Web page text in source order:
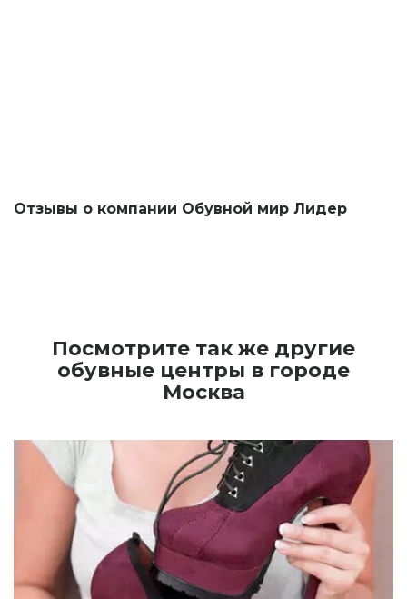
Отзывы о компании Обувной мир Лидер
Посмотрите так же другие
обувные центры в городе
Москва